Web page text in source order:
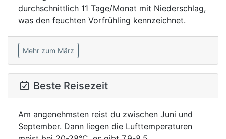
durchschnittlich 11 Tage/Monat mit Niederschlag,
was den feuchten Vorfrühling kennzeichnet.
Mehr zum März
Beste Reisezeit
Am angenehmsten reist du zwischen Juni und
September. Dann liegen die Lufttemperaturen